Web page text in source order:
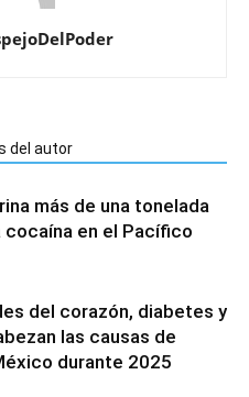
del autor
más de una tonelada
cocaína en el Pacífico
del corazón, diabetes y
las causas de
durante 2025